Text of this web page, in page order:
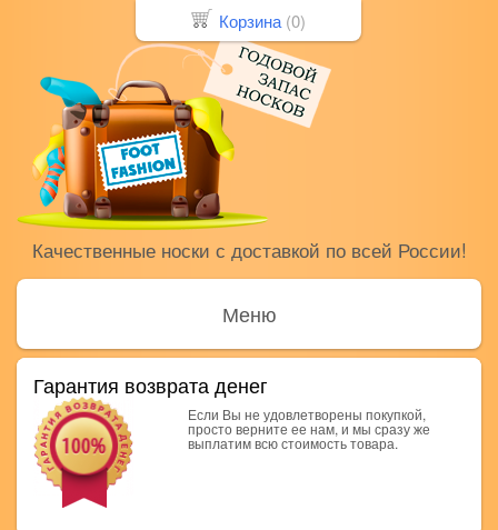
Качественные носки с доставкой по всей России!
Меню
Гарантия возврата денег
Если Вы не удовлетворены покупкой,
просто верните ее нам, и мы сразу же
выплатим всю стоимость товара.
Корзина (0)